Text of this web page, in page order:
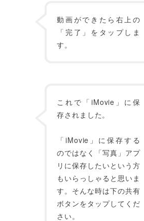
動画ができたら右上の
「完了」をタップしま
す。
これで「iMovie」に保
存されました。
「iMovie」に保存する
のではなく「写真」アプ
リに保存したいという方
もいらっしゃると思いま
す。そんな時は下の共有
ボタンをタップしてくだ
さい。